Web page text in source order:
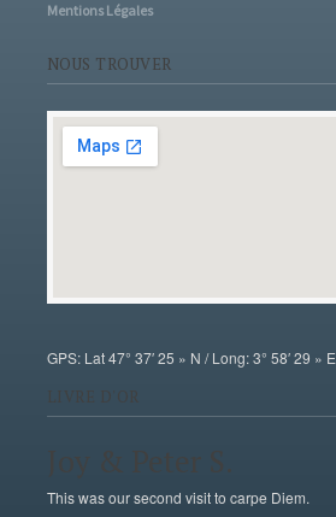
Mentions Légales
NOUS TROUVER
GPS: Lat 47° 37′ 25 » N / Long: 3° 58′ 29 » E
LIVRE D'OR
This was our second visit to carpe Diem.